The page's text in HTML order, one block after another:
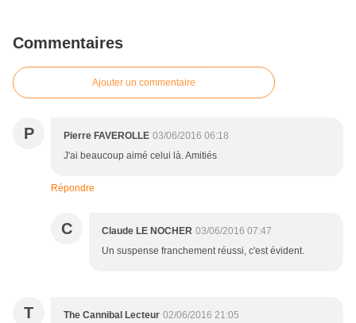
Commentaires
Ajouter un commentaire
P Pierre FAVEROLLE 03/06/2016 06:18
J'ai beaucoup aimé celui là. Amitiés
Répondre
C Claude LE NOCHER 03/06/2016 07:47
Un suspense franchement réussi, c'est évident.
T The Cannibal Lecteur 02/06/2016 21:05